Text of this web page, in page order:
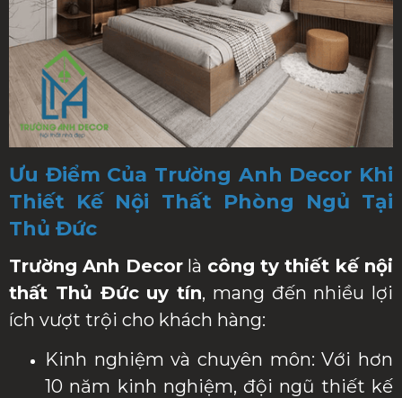
Ưu Điểm Của Trường Anh Decor Khi
Thiết Kế Nội Thất Phòng Ngủ Tại
Thủ Đức
Trường Anh Decorlà công ty thiết kế nội
thất Thủ Đức uy tín, mang đến nhiều lợi
ích vượt trội cho khách hàng:
Kinh nghiệm và chuyên môn: Với hơn
10 năm kinh nghiệm, đội ngũ thiết kế